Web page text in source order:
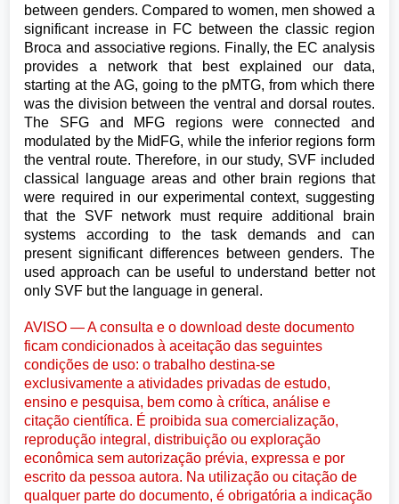
between genders. Compared to women, men showed a
significant increase in FC between the classic region
Broca and associative regions. Finally, the EC analysis
provides a network that best explained our data,
starting at the AG, going to the pMTG, from which there
was the division between the ventral and dorsal routes.
The SFG and MFG regions were connected and
modulated by the MidFG, while the inferior regions form
the ventral route. Therefore, in our study, SVF included
classical language areas and other brain regions that
were required in our experimental context, suggesting
that the SVF network must require additional brain
systems according to the task demands and can
present significant differences between genders. The
used approach can be useful to understand better not
only SVF but the language in general.
AVISO — A consulta e o download deste documento
ficam condicionados à aceitação das seguintes
condições de uso: o trabalho destina-se
exclusivamente a atividades privadas de estudo,
ensino e pesquisa, bem como à crítica, análise e
citação científica. É proibida sua comercialização,
reprodução integral, distribuição ou exploração
econômica sem autorização prévia, expressa e por
escrito da pessoa autora. Na utilização ou citação de
qualquer parte do documento, é obrigatória a indicação